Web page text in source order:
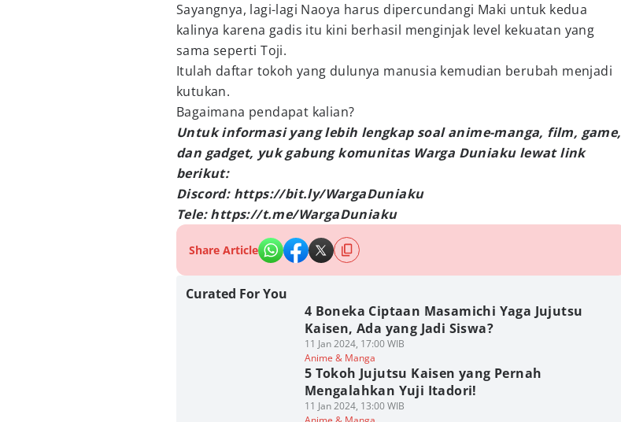
Sayangnya, lagi-lagi Naoya harus dipercundangi Maki untuk kedua
kalinya karena gadis itu kini berhasil menginjak level kekuatan yang
sama seperti Toji.
Itulah daftar tokoh yang dulunya manusia kemudian berubah menjadi
kutukan.
Bagaimana pendapat kalian?
Untuk informasi yang lebih lengkap soal anime-manga, film, game,
dan gadget, yuk gabung komunitas Warga Duniaku lewat link
berikut:
Discord: https://bit.ly/WargaDuniaku
Tele: https://t.me/WargaDuniaku
Share Article
Curated For You
4 Boneka Ciptaan Masamichi Yaga Jujutsu
Kaisen, Ada yang Jadi Siswa?
11 Jan 2024, 17:00 WIB
Anime & Manga
5 Tokoh Jujutsu Kaisen yang Pernah
Mengalahkan Yuji Itadori!
11 Jan 2024, 13:00 WIB